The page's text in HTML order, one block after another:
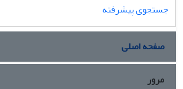
جستجوی پیشرفته
صفحه اصلی
مرور